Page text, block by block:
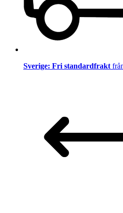
Sverige: Fri standardfrakt